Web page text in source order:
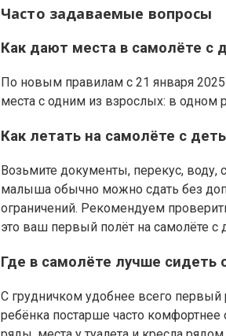
Часто задаваемые вопросы
Как дают места в самолёте с
По новым правилам с 21 января
места с одним из взрослых: в одном
Как летать на самолёте с
Возьмите документы, перекус, воду,
малыша обычно можно сдать без
ограничений. Рекомендуем
это ваш первый полёт на самолёте с
Где в самолёте лучше сидеть
С грудничком удобнее всего
ребёнка постарше часто комфортнее